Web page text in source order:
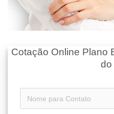
Cotação Online Plano
do